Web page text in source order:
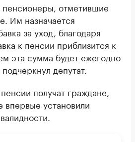
пенсионеры, отметившие
Им назначается
за уход, благодаря
к пенсии приблизится к
эта сумма будет ежегодно
депутат.
получат граждане,
впервые установили